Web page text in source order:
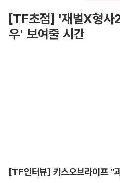
[TF초점] '재벌X형사
우' 보여줄 시간